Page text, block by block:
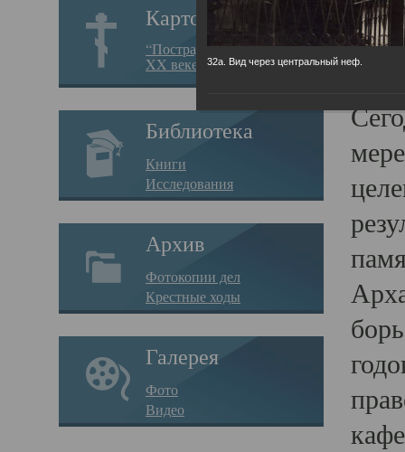
Картотека
“Пострадавшие за веру в
XX веке на Севере”
Библиотека
Книги
Исследования
Архив
Фотокопии дел
Крестные ходы
Галерея
Фото
Видео
32а. Вид через центральный неф.